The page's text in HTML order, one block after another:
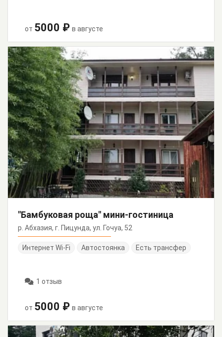
от 5000 ₽ в августе
"Бамбуковая роща" мини-гостиница
р. Абхазия, г. Пицунда, ул. Гочуа, 52
Интернет Wi-Fi Автостоянка Есть трансфер
1 отзыв
от 5000 ₽ в августе